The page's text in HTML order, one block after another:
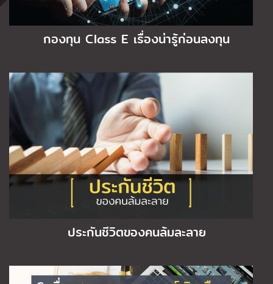
กองทุน Class E เรื่องน่ารู้ก่อนลงทุน
ประกันชีวิตของคนล้มละลาย